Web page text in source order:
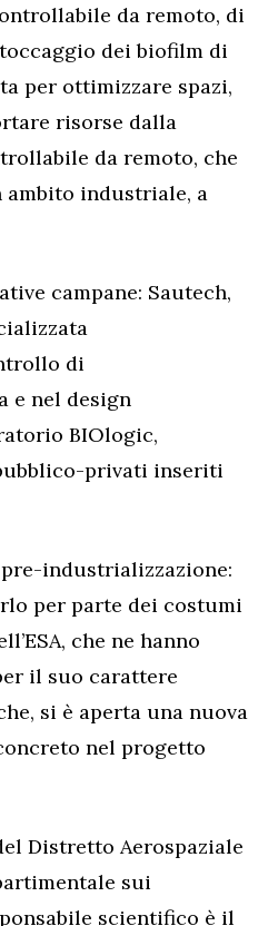
da remoto, di
dei biofilm di
per ottimizzare spazi,
risorse dalla
da remoto, che
ambito industriale, a
campane: Sautech,
di
e nel design
BIOlogic,
privati inseriti
industrializzazione:
per parte dei costumi
che ne hanno
il suo carattere
si è aperta una nuova
nel progetto
Distretto Aerospaziale
sui
scientifico è il